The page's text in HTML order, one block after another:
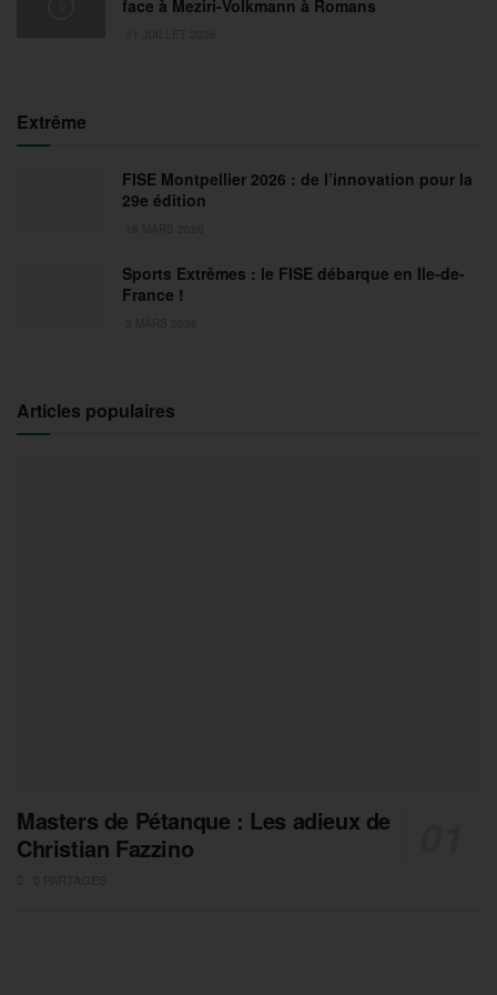
face à Meziri-Volkmann à Romans
Extrême
FISE Montpellier 2026 : de l’innovation pour la
29e édition
Sports Extrêmes : le FISE débarque en Ile-de-
France !
Articles populaires
Masters de Pétanque : Les adieux de
Christian Fazzino